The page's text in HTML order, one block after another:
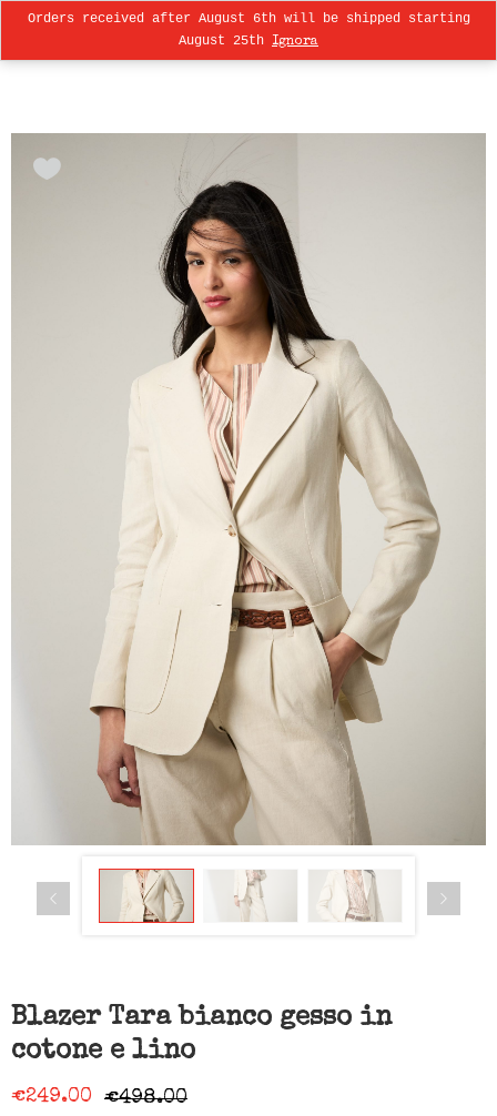
Blazer Tara bianco gesso in
cotone e lino
€249.00 €498.00
Orders received after August 6th will be shipped starting
August 25th Ignora